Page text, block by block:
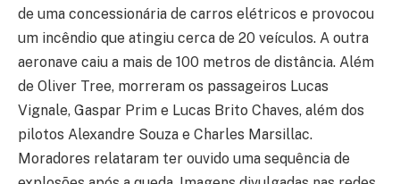
de uma concessionária de carros elétricos e provocou
um incêndio que atingiu cerca de 20 veículos. A outra
aeronave caiu a mais de 100 metros de distância. Além
de Oliver Tree, morreram os passageiros Lucas
Vignale, Gaspar Prim e Lucas Brito Chaves, além dos
pilotos Alexandre Souza e Charles Marsillac.
Moradores relataram ter ouvido uma sequência de